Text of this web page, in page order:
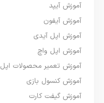
آموزش آیپد
آموزش آیفون
آموزش اپل آیدی
آموزش اپل واچ
آموزش تعمیر محصولات اپل
آموزش کنسول بازی
آموزش گیفت کارت